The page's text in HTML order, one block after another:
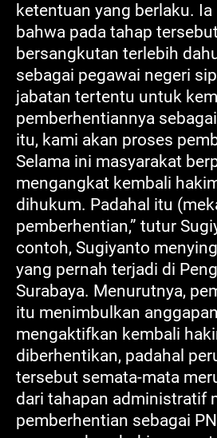
ketentuan yang berlaku.
bahwa pada tahap
bersangkutan terlebih
sebagai pegawai negeri
jabatan tertentu untuk
pemberhentiannya
itu, kami akan proses
Selama ini masyarakat
mengangkat kembali
dihukum. Padahal itu
pemberhentian,” tutur
contoh, Sugiyanto
yang pernah terjadi di
Surabaya. Menurutnya,
itu menimbulkan
mengaktifkan kembali
diberhentikan, padahal
tersebut semata-mata
dari tahapan administratif
pemberhentian sebagai